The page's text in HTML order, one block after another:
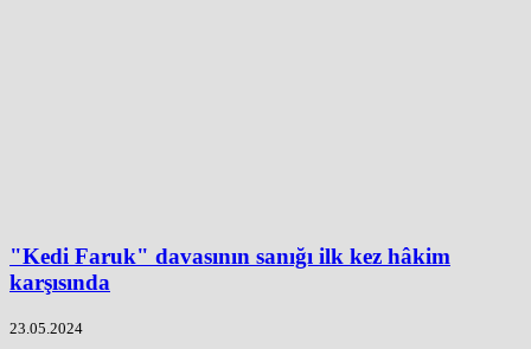
"Kedi Faruk" davasının sanığı ilk kez hâkim
karşısında
23.05.2024